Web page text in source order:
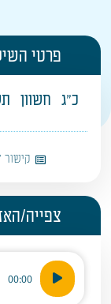
פרטי
כ"ג חשוון
קישור
צפייה/
נגן
אודיו
00:00